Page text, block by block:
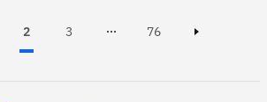
Page
2 Active, Page
3 Page
76